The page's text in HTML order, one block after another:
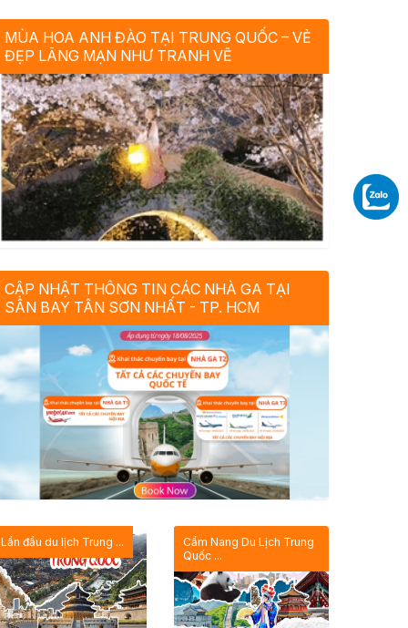
MÙA HOA ANH ĐÀO TẠI TRUNG QUỐC – VẺ
ĐẸP LÃNG MẠN NHƯ TRANH VẼ
CẬP NHẬT THÔNG TIN CÁC NHÀ GA TẠI
SÂN BAY TÂN SƠN NHẤT - TP. HCM
Lần đầu du lịch Trung ...
Cẩm Nang Du Lịch Trung
Quốc ...